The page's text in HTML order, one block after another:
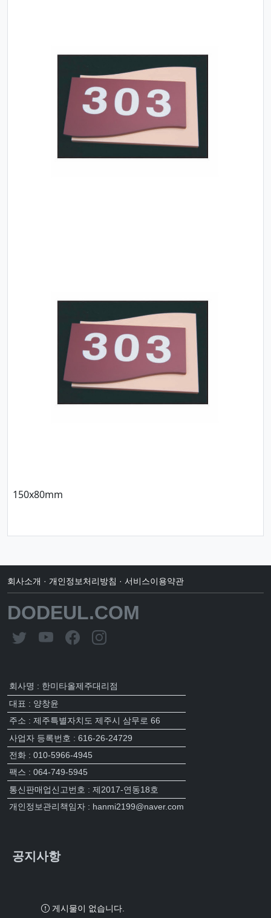
150x80mm
회사소개 · 개인정보처리방침 · 서비스이용약관
DODEUL.COM
회사명 : 한미타올제주대리점
대표 : 양창윤
주소 : 제주특별자치도 제주시 삼무로 66
사업자 등록번호 : 616-26-24729
전화 : 010-5966-4945
팩스 : 064-749-5945
통신판매업신고번호 : 제2017-연동18호
개인정보관리책임자 : hanmi2199@naver.com
공지사항
게시물이 없습니다.